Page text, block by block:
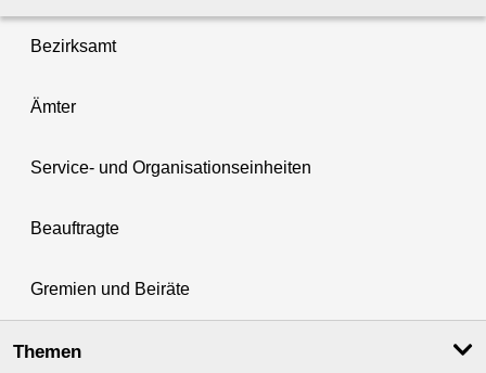
Bezirksamt
Ämter
Service- und Organisationseinheiten
Beauftragte
Gremien und Beiräte
Themen